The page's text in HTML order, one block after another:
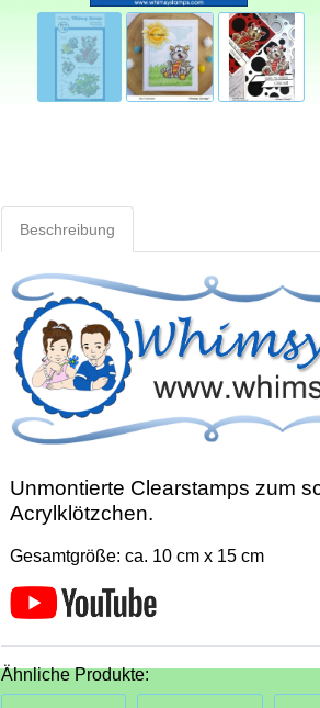
Beschreibung
Unmontierte Clearstamps zum
Acrylklötzchen.
Gesamtgröße: ca. 10 cm x 15 cm
Ähnliche Produkte: